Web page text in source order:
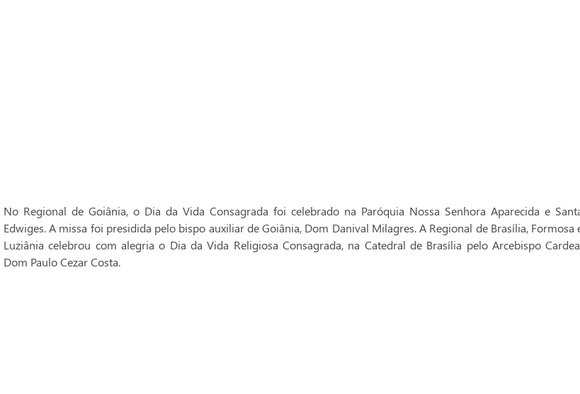
No Regional de Goiânia, o Dia da Vida Consagrada foi celebrado na Paróquia Nossa Senhora Aparecida e
Edwiges. A missa foi presidida pelo bispo auxiliar de Goiânia, Dom Danival Milagres. A Regional de Brasília, Formosa
Luziânia celebrou com alegria o Dia da Vida Religiosa Consagrada, na Catedral de Brasília pelo Arcebispo
Dom Paulo Cezar Costa.